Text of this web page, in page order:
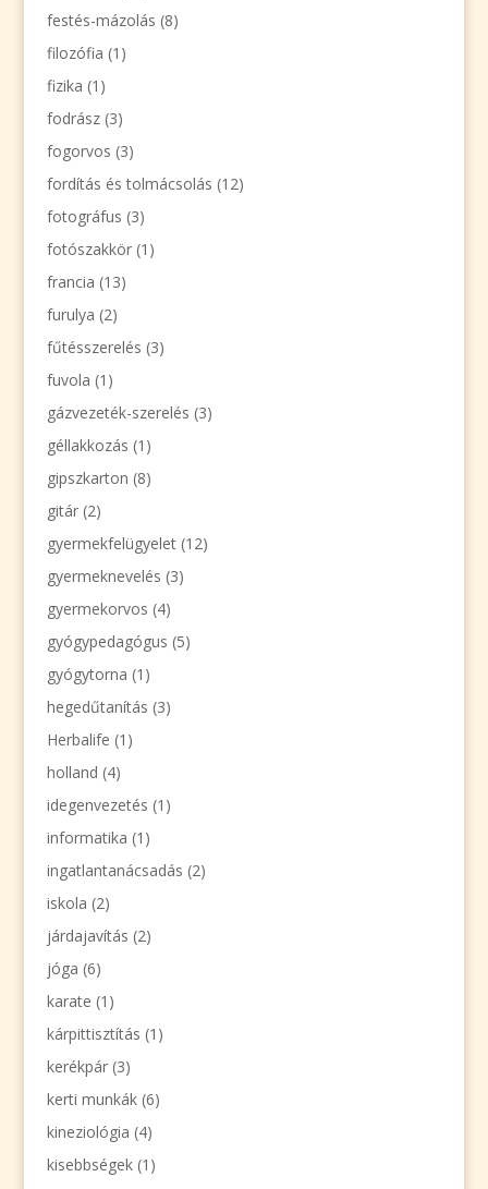
festés-mázolás (8)
filozófia (1)
fizika (1)
fodrász(3)
fogorvos (3)
fordítás és tolmácsolás (12)
fotográfus (3)
fotószakkör(1)
francia (13)
furulya (2)
fűtésszerelés (3)
fuvola (1)
gázvezeték-szerelés (3)
géllakkozás (1)
gipszkarton (8)
gitár(2)
gyermekfelügyelet(12)
gyermeknevelés (3)
gyermekorvos (4)
gyógypedagógus (5)
gyógytorna (1)
hegedűtanítás (3)
Herbalife (1)
holland (4)
idegenvezetés (1)
informatika (1)
ingatlantanácsadás (2)
iskola (2)
járdajavítás (2)
jóga (6)
karate (1)
kárpittisztítás (1)
kerékpár(3)
kerti munkák(6)
kineziológia (4)
kisebbségek(1)